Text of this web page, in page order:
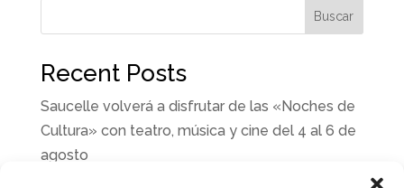
Buscar
Recent Posts
Saucelle volverá a disfrutar de las «Noches de
Cultura» con teatro, música y cine del 4 al 6 de
agosto